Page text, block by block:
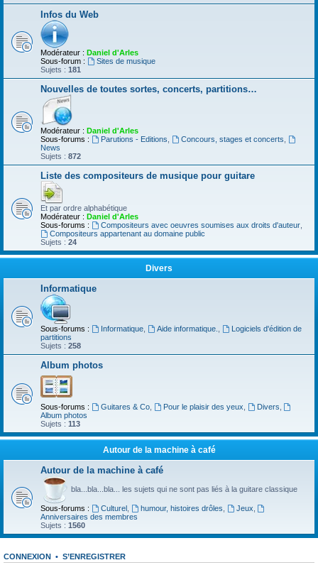
Infos du Web
Modérateur : Daniel d'Arles
Sous-forum :
Sites de musique
Sujets : 181
Nouvelles de toutes sortes, concerts, partitions…
Modérateur : Daniel d'Arles
Sous-forums :
Parutions - Editions Concours, stages et concerts
News
Sujets : 872
Liste des compositeurs de musique pour guitare
Et par ordre alphabétique
Modérateur : Daniel d'Arles
Sous-forums :
Compositeurs avec oeuvres soumises aux droits d'auteur,
Compositeurs appartenant au domaine public
Sujets : 24
Divers
Informatique
Sous-forums : Informatique, Aide informatique.
Logiciels d'édition de
partitions
Sujets : 258
Album photos
Sous-forums : Guitares & Co, Pour le plaisir des yeux Divers
Album photos
Sujets : 113
Autour de la machine à café
Autour de la machine à café
bla...bla...bla... les sujets qui ne sont pas liés à la guitare classique
Sous-forums : Culturel, humour, histoires drôles Jeux
Anniversaires des membres
Sujets : 1560
CONNEXION • S’ENREGISTRER